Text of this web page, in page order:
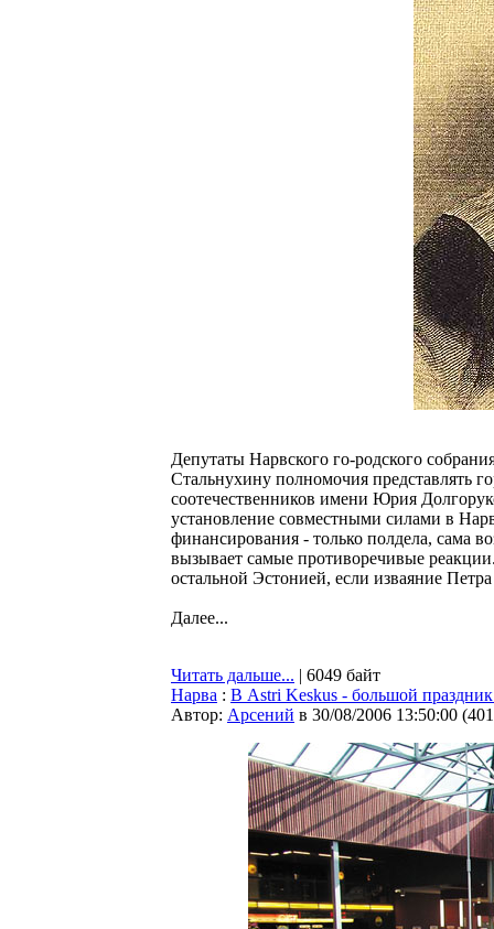
Депутаты Нарвского го-родского
Стальнухину полномочия представлять
соотечественников имени Юрия
установление совместными силами в
финансирования - только полдела, сама
вызывает самые противоречивые
остальной Эстонией, если изваяние
Далее...
Читать дальше... | 6049 байт
Нарва : В Astri Keskus - большой
Автор: Арсений в 30/08/2006 13:50:00 (